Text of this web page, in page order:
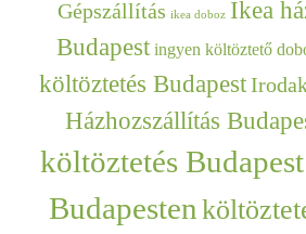
Gépszállítás ikea doboz Ikea
Budapest ingyen költöztető
költöztetés Budapest
Házhozszállítás
költöztetés Budapest
Budapesten